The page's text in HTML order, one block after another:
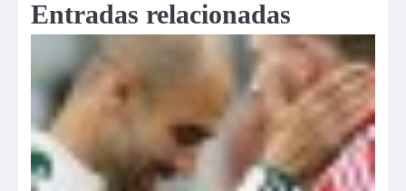
Entradas relacionadas